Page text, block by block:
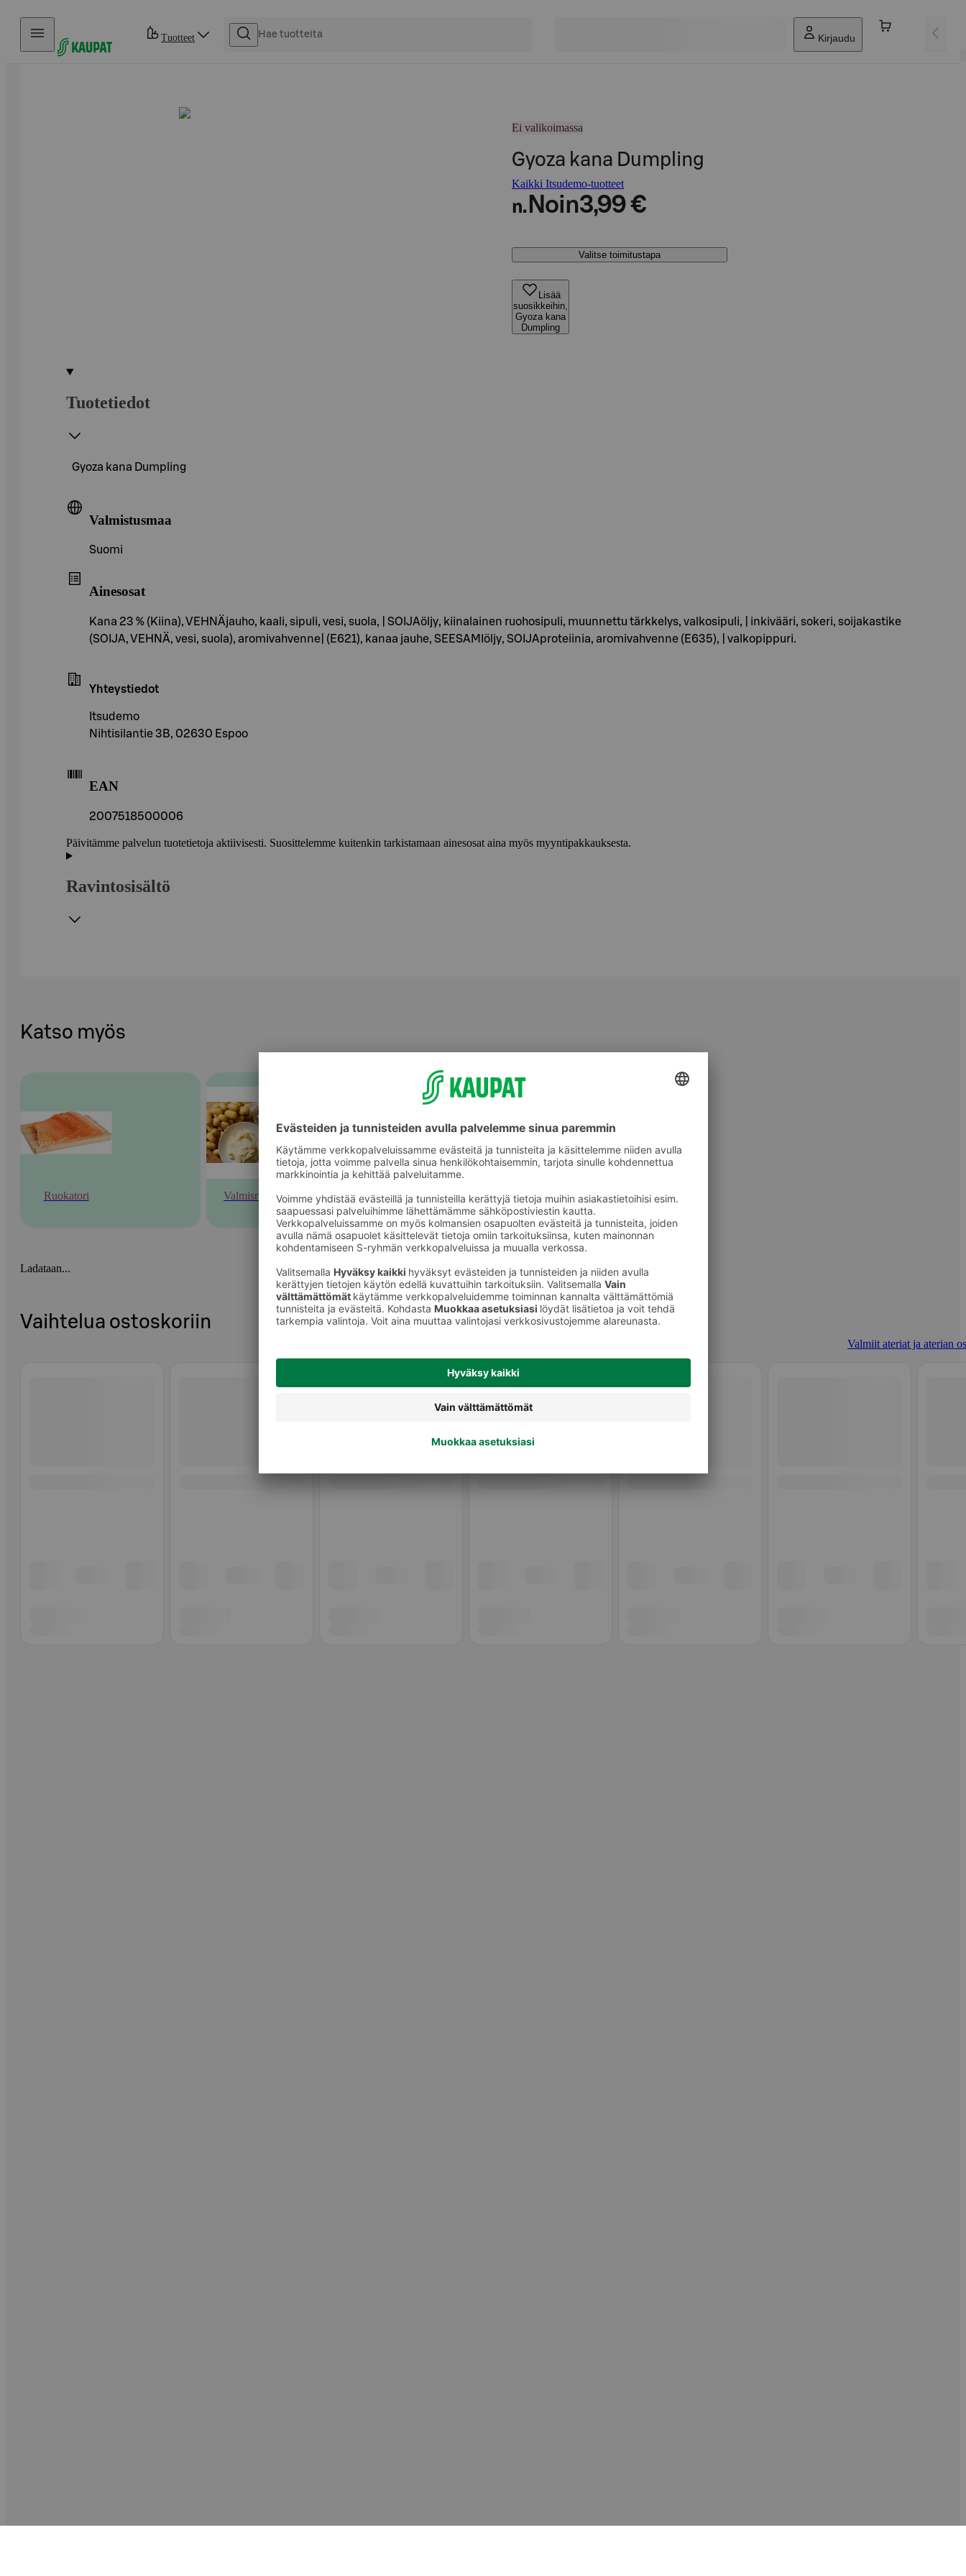
Hyppää sisältöön
Tuotteet Kirjaudu
Ei valikoimassa
Gyoza kana Dumpling
Kaikki Itsudemo-tuotteet
n. Noin3,99 €
Valitse toimitustapa
Lisää
suosikkeihin,
Gyoza kana
Dumpling
Tuotetiedot
Gyoza kana Dumpling
Valmistusmaa
Suomi
Ainesosat
Kana 23 % (Kiina), VEHNÄjauho, kaali, sipuli, vesi, suola, | SOIJAöljy, kiinalainen ruohosipuli, muunnettu tärkkelys, valkosipuli, | inkivääri, sokeri, soijakastike
(SOIJA, VEHNÄ, vesi, suola), aromivahvenne| (E621), kanaa jauhe, SEESAMIöljy, SOIJAproteiinia, aromivahvenne (E635), | valkopippuri.
Yhteystiedot
Itsudemo
Nihtisilantie 3B, 02630 Espoo
EAN
2007518500006
Päivitämme palvelun tuotetietoja aktiivisesti. Suosittelemme kuitenkin tarkistamaan ainesosat aina myös myyntipakkauksesta.
Ravintosisältö
Katso myös
Ruokatori Valmisruoka Valmiit ateriat ja aterian osat
Ladataan...
Vaihtelua ostoskoriin
Valmiit ateriat ja aterian